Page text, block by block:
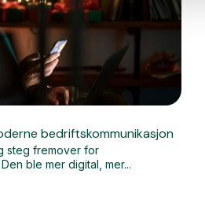
bedriftskommunikasjon
steg fremover for
ble mer digital, mer...